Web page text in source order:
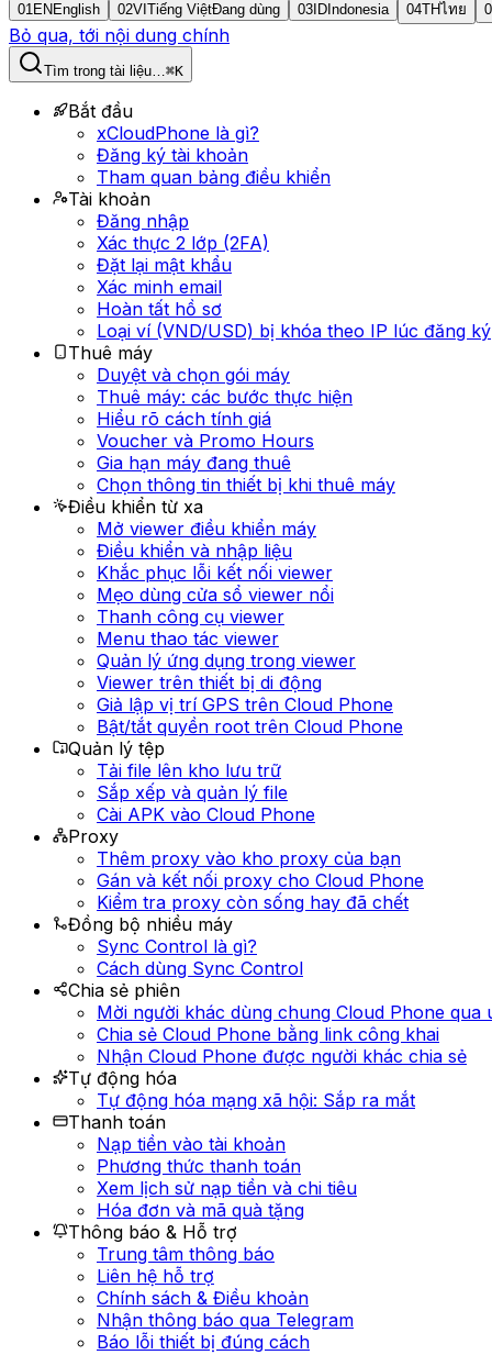
01EN English 02VI Tiếng ViệtĐang dùng 03 ID Indonesia 04THไทย
Bỏ qua, tới nội dung chính
Tìm trong tài liệu…⌘K
Bắt đầu
xCloudPhone là gì?
Đăng ký tài khoản
Tham quan bảng điều khiển
Tài khoản
Đăng nhập
Xác thực 2 lớp (2FA)
Đặt lại mật khẩu
Xác minh email
Hoàn tất hồ sơ
Loại ví (VND/USD) bị khóa theo IP lúc đăng ký
Thuê máy
Duyệt và chọn gói máy
Thuê máy: các bước thực hiện
Hiểu rõ cách tính giá
Voucher và Promo Hours
Gia hạn máy đang thuê
Chọn thông tin thiết bị khi thuê máy
Điều khiển từ xa
Mở viewer điều khiển máy
Điều khiển và nhập liệu
Khắc phục lỗi kết nối viewer
Mẹo dùng cửa sổ viewer nổi
Thanh công cụ viewer
Menu thao tác viewer
Quản lý ứng dụng trong viewer
Viewer trên thiết bị di động
Giả lập vị trí GPS trên Cloud Phone
Bật/tắt quyền root trên Cloud Phone
Quản lý tệp
Tải file lên kho lưu trữ
Sắp xếp và quản lý file
Cài APK vào Cloud Phone
Proxy
Thêm proxy vào kho proxy của bạn
Gán và kết nối proxy cho Cloud Phone
Kiểm tra proxy còn sống hay đã chết
Đồng bộ nhiều máy
Sync Control là gì?
Cách dùng Sync Control
Chia sẻ phiên
Mời người khác dùng chung Cloud Phone qua
Chia sẻ Cloud Phone bằng link công khai
Nhận Cloud Phone được người khác chia sẻ
Tự động hóa
Tự động hóa mạng xã hội: Sắp ra mắt
Thanh toán
Nạp tiền vào tài khoản
Phương thức thanh toán
Xem lịch sử nạp tiền và chi tiêu
Hóa đơn và mã quà tặng
Thông báo & Hỗ trợ
Trung tâm thông báo
Liên hệ hỗ trợ
Chính sách & Điều khoản
Nhận thông báo qua Telegram
Báo lỗi thiết bị đúng cách